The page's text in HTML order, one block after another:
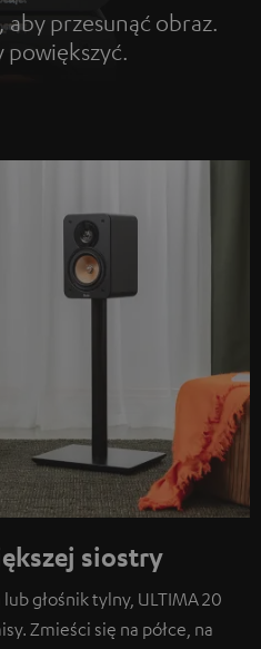
przesunąć obraz.
powiększyć.
zoom
siostry
głośnik tylny, ULTIMA 20
Zmieści się na półce, na